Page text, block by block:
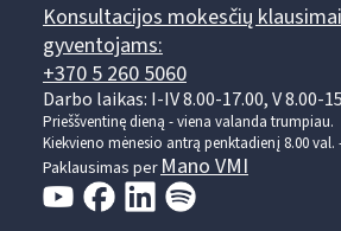
Konsultacijos mokesčių
gyventojams:
+370 5 260 5060
Darbo laikas: I-IV 8.00-17.00, V 8.00-
Prieššventinę dieną - viena valanda trumpiau.
Kiekvieno mėnesio antrą penktadienį 8.00 val.
Paklausimas per Mano VMI